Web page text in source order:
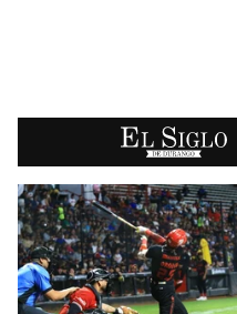
EL SIGLO